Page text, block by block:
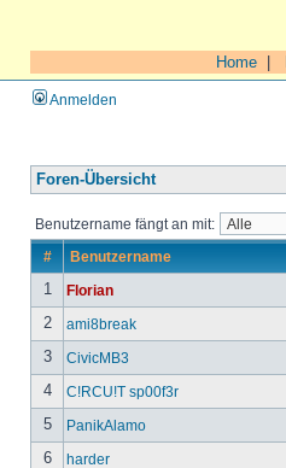
Home
Anmelden
Foren-Übersicht
Benutzername fängt an mit:
# Benutzername
1 Florian
2 ami8break
3 CivicMB3
4 C!RCU!T sp00f3r
5 PanikAlamo
6 harder